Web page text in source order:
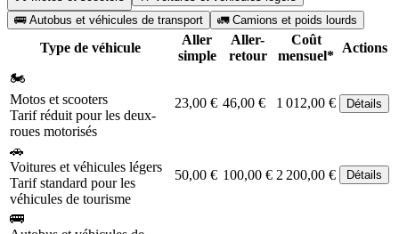
🚌 Autobus et véhicules de transport
🚛 Camions et poids lourds
Type de véhicule
Aller
simple
Aller-
retour
Coût
mensuel*
Actions
🏍️
Motos et scooters
Tarif réduit pour les deux-
roues motorisés
23,00 € 46,00 € 1 012,00 € Détails
🚗
Voitures et véhicules légers
Tarif standard pour les
véhicules de tourisme
50,00 € 100,00 € 2 200,00 € Détails
🚌